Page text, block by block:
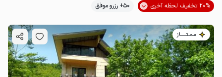
20% تخفیف لحظه آخری
50+ رزرو موفق
مـمـتــــــاز